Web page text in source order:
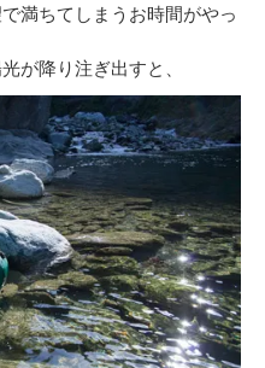
満ちてしまうお時間がやっ
が降り注ぎ出すと、